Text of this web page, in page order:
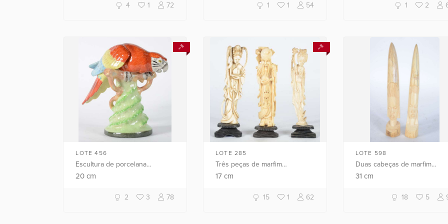
4 1 72 1 1 54 1 2
LOTE 456
Escultura de porcelana
policromada representando
20cm
2 3 78
LOTE 285
Três peças de marfim
representando duas gueixas e
17cm
15 1 62
LOTE 598
Duas cabeças de marfim
africano.
31 cm
18 5